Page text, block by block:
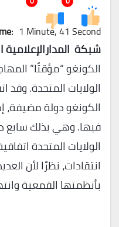
1 Minute, 41 Second
شبكة المدارالإعلامية
الكونغو “مؤقتًا”
الولايات المتحدة. وقد
الكونغو دولة مضيفة،
فيها. وهي بذلك سابع
الولايات المتحدة
انتقادات، نظرًا لأن
بأنظمتها القمعية